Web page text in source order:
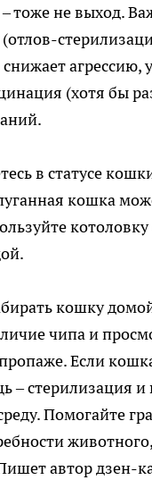
тоже не выход.
(отлов-
агрессию,
(хотя бы
в статусе
кошка
кошку
чипа и
Если
– стерилизация и
Помогайте
автор дзен-